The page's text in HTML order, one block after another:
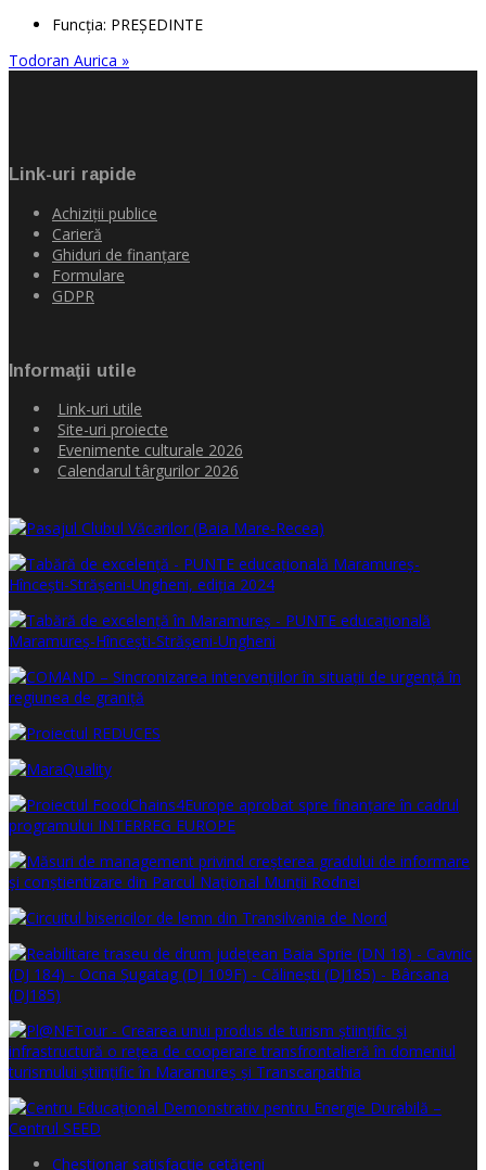
Funcţia: PREŞEDINTE
Todoran Aurica »
Link-uri rapide
Achiziţii publice
Carieră
Ghiduri de finanţare
Formulare
GDPR
Informaţii utile
Link-uri utile
Site-uri proiecte
Evenimente culturale 2026
Calendarul târgurilor 2026
Chestionar satisfacţie cetăţeni